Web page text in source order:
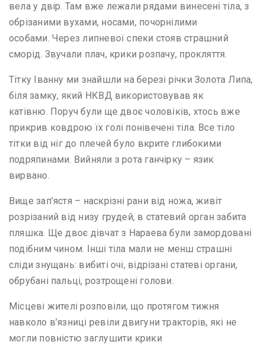
вела у двір. Там вже лежали рядами винесені тіла, з
обрізаними вухами, носами, почорнілими
особами. Через липневої спеки стояв страшний
сморід. Звучали плач, крики розпачу, прокляття.
Тітку Іванну ми знайшли на березі річки Золота Липа,
біля замку, який НКВД використовував як
катівню. Поруч були ще двоє чоловіків, хтось вже
прикрив ковдрою їх голі понівечені тіла. Все тіло
тітки від ніг до плечей було вкрите глибокими
подряпинами. Вийняли з рота ганчірку – язик
вирвано.
Вище зап’ястя – наскрізні рани від ножа, живіт
розрізаний від низу грудей, в статевий орган забита
пляшка. Ще двоє дівчат з Нараева були замордовані
подібним чином. Інші тіла мали не менш страшні
сліди знущань: вибиті очі, відрізані статеві органи,
обрубані пальці, розтрощені голови.
Місцеві жителі розповіли, що протягом тижня
навколо в’язниці ревіли двигуни тракторів, які не
могли повністю заглушити крики